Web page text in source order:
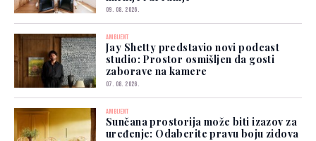
09. 08. 2026.
AMBIJENT
Jay Shetty predstavio novi podcast
studio: Prostor osmišljen da gosti
zaborave na kamere
07. 08. 2026.
AMBIJENT
Sunčana prostorija može biti izazov za
uređenje: Odaberite pravu boju zidova